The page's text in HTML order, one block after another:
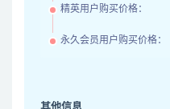
精英用户购买价格：
永久会员用户购买价格：